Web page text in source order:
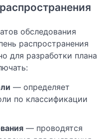
обследования
распространения
для разработки плана
— определяет
по классификации
— проводятся